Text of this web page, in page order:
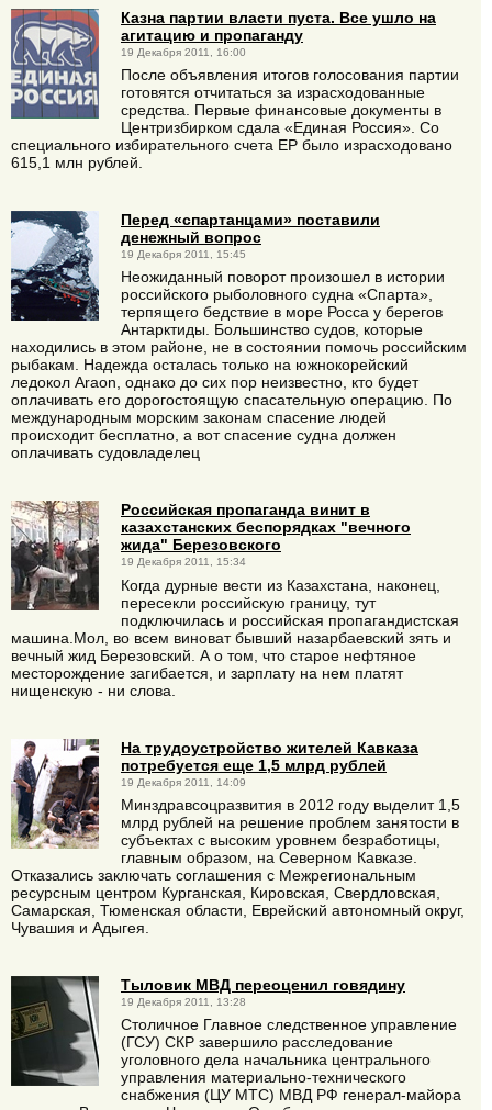
Казна партии власти пуста. Все ушло на
агитацию и пропаганду
19 Декабря 2011, 16:00
После объявления итогов голосования партии
готовятся отчитаться за израсходованные
средства. Первые финансовые документы в
Центризбирком сдала «Единая Россия». Со
специального избирательного счета ЕР было израсходовано
615,1 млн рублей.
Перед «спартанцами» поставили
денежный вопрос
19 Декабря 2011, 15:45
Неожиданный поворот произошел в истории
российского рыболовного судна «Спарта»,
терпящего бедствие в море Росса у берегов
Антарктиды. Большинство судов, которые
находились в этом районе, не в состоянии помочь российским
рыбакам. Надежда осталась только на южнокорейский
ледокол Araon, однако до сих пор неизвестно, кто будет
оплачивать его дорогостоящую спасательную операцию. По
международным морским законам спасение людей
происходит бесплатно, а вот спасение судна должен
оплачивать судовладелец
Российская пропаганда винит в
казахстанских беспорядках "вечного
жида" Березовского
19 Декабря 2011, 15:34
Когда дурные вести из Казахстана, наконец,
пересекли российскую границу, тут
подключилась и российская пропагандистская
машина.Мол, во всем виноват бывший назарбаевский зять и
вечный жид Березовский. А о том, что старое нефтяное
месторождение загибается, и зарплату на нем платят
нищенскую - ни слова.
На трудоустройство жителей Кавказа
потребуется еще 1,5 млрд рублей
19 Декабря 2011, 14:09
Минздравсоцразвития в 2012 году выделит 1,5
млрд рублей на решение проблем занятости в
субъектах с высоким уровнем безработицы,
главным образом, на Северном Кавказе.
Отказались заключать соглашения с Межрегиональным
ресурсным центром Курганская, Кировская, Свердловская,
Самарская, Тюменская области, Еврейский автономный округ,
Чувашия и Адыгея.
Тыловик МВД переоценил говядину
19 Декабря 2011, 13:28
Столичное Главное следственное управление
(ГСУ) СКР завершило расследование
уголовного дела начальника центрального
управления материально-технического
снабжения (ЦУ МТС) МВД РФ генерал-майора